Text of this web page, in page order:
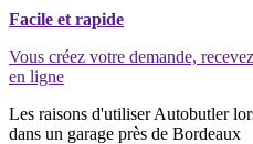
Facile et rapide
Vous créez votre demande,
en ligne
Les raisons d'utiliser Autobutler
dans un garage près de Bordeaux